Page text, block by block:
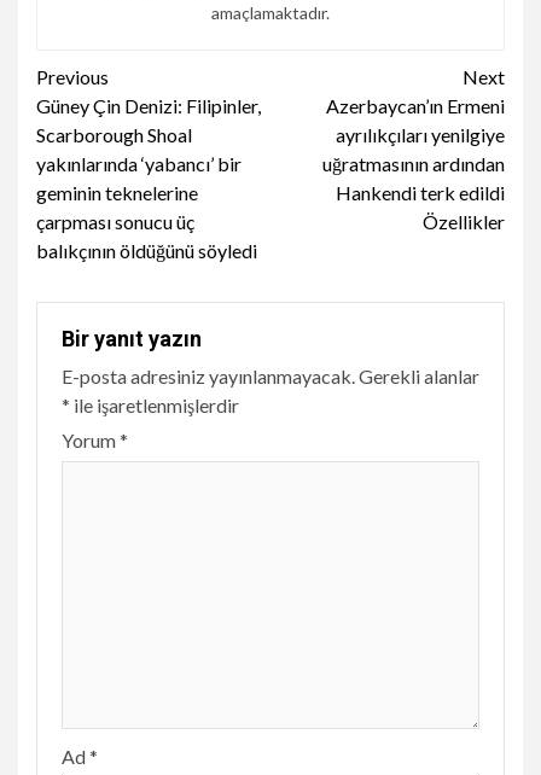
amaçlamaktadır.
Continue
Reading
Previous
Güney Çin Denizi: Filipinler,
Scarborough Shoal
yakınlarında ‘yabancı’ bir
geminin teknelerine
çarpması sonucu üç
balıkçının öldüğünü söyledi
Next
Azerbaycan’ın Ermeni
ayrılıkçıları yenilgiye
uğratmasının ardından
Hankendi terk edildi
Özellikler
Bir yanıt yazın
E-posta adresiniz yayınlanmayacak.Gerekli alanlar
* ile işaretlenmişlerdir
Yorum*
Ad*